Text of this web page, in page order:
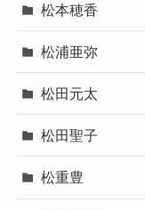
松本穂香
松浦亜弥
松田元太
松田聖子
松重豊